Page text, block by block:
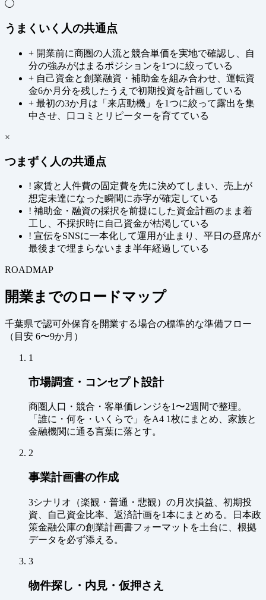
◯
うまくいく人の共通点
+ 開業前に商圏の人流と競合単価を実地で確認し、自
分の強みがはまるポジションを1つに絞っている
+ 自己資金と創業融資・補助金を組み合わせ、運転資
金6か月分を残したうえで初期投資を計画している
+ 最初の3か月は「来店動機」を1つに絞って露出を集
中させ、口コミとリピーターを育てている
×
つまずく人の共通点
! 家賃と人件費の固定費を先に決めてしまい、売上が
想定未達になった瞬間に赤字が確定している
! 補助金・融資の採択を前提にした資金計画のまま着
工し、不採択時に自己資金が枯渇している
! 宣伝をSNSに一本化して運用が止まり、平日の昼席が
最後まで埋まらないまま半年経過している
ROADMAP
開業までのロードマップ
千葉県で認可外保育を開業する場合の標準的な準備フロー
（ 目安 6〜9か月 ）
1
市場調査・コンセプト設計
商圏人口・競合・客単価レンジを1〜2週間で整理。
「誰に・何を・いくらで」をA4 1枚にまとめ、家族と
金融機関に通る言葉に落とす。
2
事業計画書の作成
3シナリオ（楽観・普通・悲観）の月次損益、初期投
資、自己資金比率、返済計画を1本にまとめる。日本政
策金融公庫の創業計画書フォーマットを土台に、根拠
データを必ず添える。
3
物件探し・内見・仮押さえ